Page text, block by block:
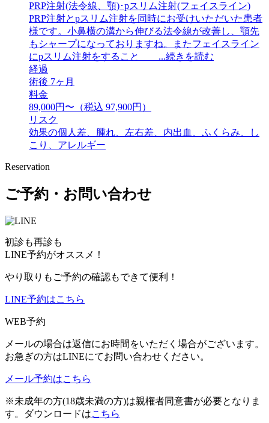
PRP注射(法令線、顎)･pスリム注射(フェイスライン)
PRP注射とpスリム注射を同時にお受けいただいた患者
様です‎。小鼻横の溝から伸びる法令線が改善し、顎先
もシャープになっておりますね。またフェイスライン
にpスリム注射をすること ...続きを読む
経過
術後 7ヶ月
料金
89,000円〜（税込 97,900円）
リスク
効果の個人差、腫れ、左右差、内出血、ふくらみ、し
こり、アレルギー
Reservation
ご予約・お問い合わせ
初診も再診も
LINE予約がオススメ！
やり取りもご予約の確認もできて便利！
LINE予約はこちら
WEB予約
メールの場合は返信にお時間をいただく場合がございます。
お急ぎの方はLINEにてお問い合わせください。
メール予約はこちら
※未成年の方(18歳未満の方)は親権者同意書が必要となりま
す。ダウンロードはこちら